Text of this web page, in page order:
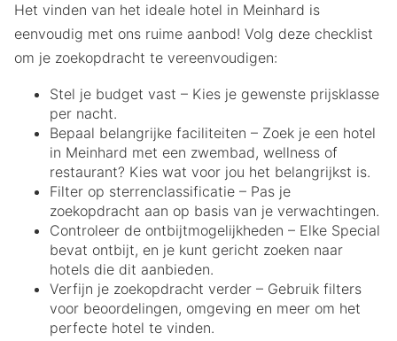
Het vinden van het ideale hotel in Meinhard is
eenvoudig met ons ruime aanbod! Volg deze checklist
om je zoekopdracht te vereenvoudigen:
Stel je budget vast – Kies je gewenste prijsklasse
per nacht.
Bepaal belangrijke faciliteiten – Zoek je een hotel
in Meinhard met een zwembad, wellness of
restaurant? Kies wat voor jou het belangrijkst is.
Filter op sterrenclassificatie – Pas je
zoekopdracht aan op basis van je verwachtingen.
Controleer de ontbijtmogelijkheden – Elke Special
bevat ontbijt, en je kunt gericht zoeken naar
hotels die dit aanbieden.
Verfijn je zoekopdracht verder – Gebruik filters
voor beoordelingen, omgeving en meer om het
perfecte hotel te vinden.